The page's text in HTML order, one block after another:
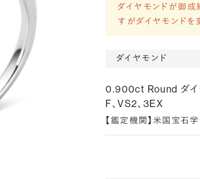
ダイヤモンドが御
すがダイヤモンドを
ダイヤモンド
0.900ct Round ダイ
F、VS2、3EX
【鑑定機関】米国宝石